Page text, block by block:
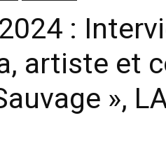
:
artiste et
»,